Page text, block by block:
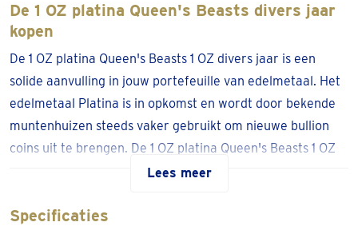
De 1 OZ platina Queen's Beasts divers jaar
kopen
De 1 OZ platina Queen's Beasts 1 OZ divers jaar is een
solide aanvulling in jouw portefeuille van edelmetaal. Het
edelmetaal Platina is in opkomst en wordt door bekende
muntenhuizen steeds vaker gebruikt om nieuwe bullion
coins uit te brengen. De 1 OZ platina Queen's Beasts 1 OZ
van de Royal Mint uit het Verenigd Koninkrijk is zo’n munt.
meteen geliefd onder beleggers.
Lees meer
Specificaties